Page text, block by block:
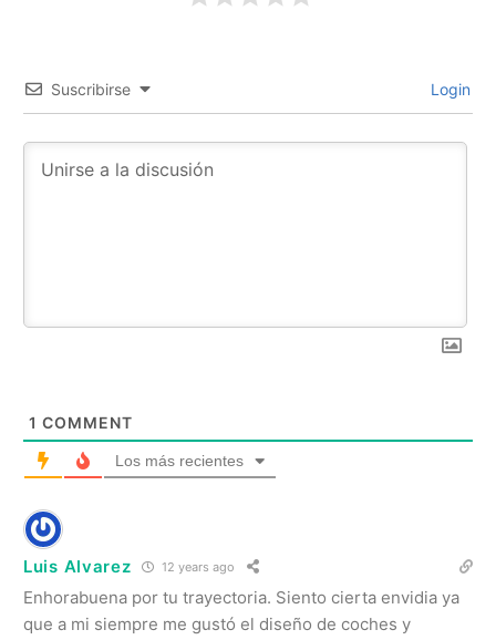
Suscribirse Login
1 COMMENT
Los más recientes
Luis Alvarez 12 years ago
Enhorabuena por tu trayectoria. Siento cierta envidia ya
que a mi siempre me gustó el diseño de coches y